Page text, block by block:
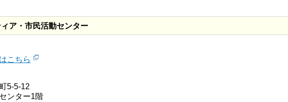
ア・市民活動センター
こちら
5-5-12
ンター1階